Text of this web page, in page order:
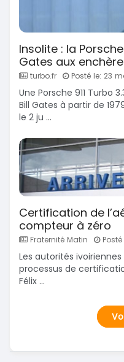
Insolite : la Porsche
Gates aux
turbo.fr Posté le: 23
Une Porsche 911 Turbo
Bill Gates à partir de
le 2 ju ...
Certification de
compteur à zéro
Fraternité Matin Posté
Les autorités
processus de
Félix ...